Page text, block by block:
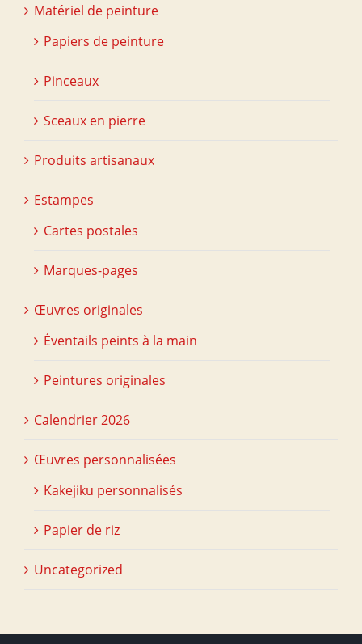
Matériel de peinture
Papiers de peinture
Pinceaux
Sceaux en pierre
Produits artisanaux
Estampes
Cartes postales
Marques-pages
Œuvres originales
Éventails peints à la main
Peintures originales
Calendrier 2026
Œuvres personnalisées
Kakejiku personnalisés
Papier de riz
Uncategorized